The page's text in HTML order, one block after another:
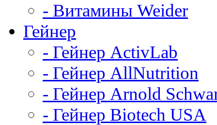
- Витамины Weider
Гейнер
- Гейнер ActivLab
- Гейнер AllNutrition
- Гейнер Arnold
- Гейнер Biotech USA